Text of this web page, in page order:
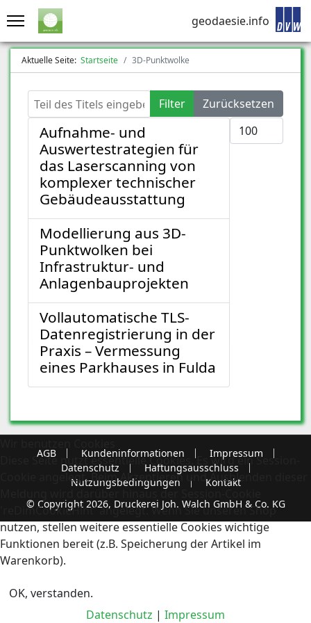
geodaesie.info
Aktuelle Seite: Startseite 3D-Punktwolke
Teil des Titels eingeben Filter
Zurücksetzen
Anzeige #
Aufnahme- und
Auswertestrategien für
das Laserscanning von
komplexer technischer
Gebäudeausstattung
Modellierung aus 3D-
Punktwolken bei
Infrastruktur- und
Anlagenbauprojekten
Vollautomatische TLS-
Datenregistrierung in der
Praxis – Vermessung
eines Parkhauses in Fulda
AGB Kundeninformationen
Impressum
Datenschutz
Haftungsausschluss
Nutzungsbedingungen
Kontakt
© Copyright 2026, Druckerei Joh. Walch GmbH & Co. KG
Diese Seite nutzt essentielle Cookies. Es wird ein Session-
Cookie angelegt. Beim Akzeptieren und Ausblenden dieser
Meldung wird darüber hinaus der Session-Cookie
'reDimCookieHint' angelegt. Wenn Sie unseren Shop
nutzen, stellen weitere essentielle Cookies wichtige
Funktionen bereit (z.B. Speicherung der Artikel im
Warenkorb).
OK, verstanden.
Datenschutz | Impressum